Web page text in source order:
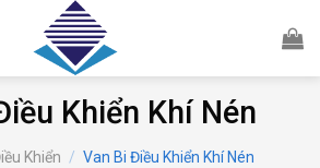
Khiển Khí Nén
Khiển / Van Bi Điều Khiển Khí Nén